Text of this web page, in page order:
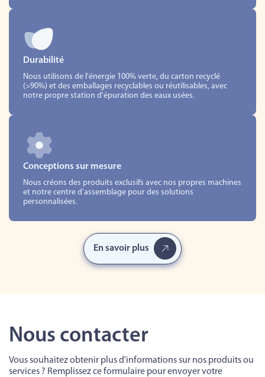
Durabilité
Nous utilisons de l'énergie 100% verte, du carton recyclé
(>90%) et des emballages recyclables ou réutilisables, avec
notre propre station d'épuration des eaux usées.
Conceptions sur mesure
Nous créons des produits exclusifs avec nos propres machines
et notre centre d'assemblage pour des solutions
personnalisées.
En savoir plus
Nous contacter
Vous souhaitez obtenir plus d'informations sur nos produits ou
services ? Remplissez ce formulaire pour envoyer votre